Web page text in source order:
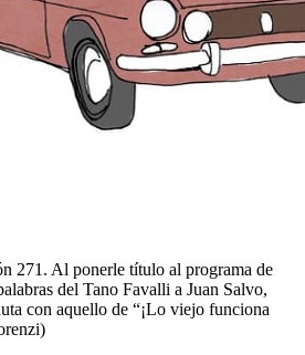
271. Al ponerle título al programa de
del Tano Favalli a Juan Salvo,
con aquello de “¡Lo viejo funciona